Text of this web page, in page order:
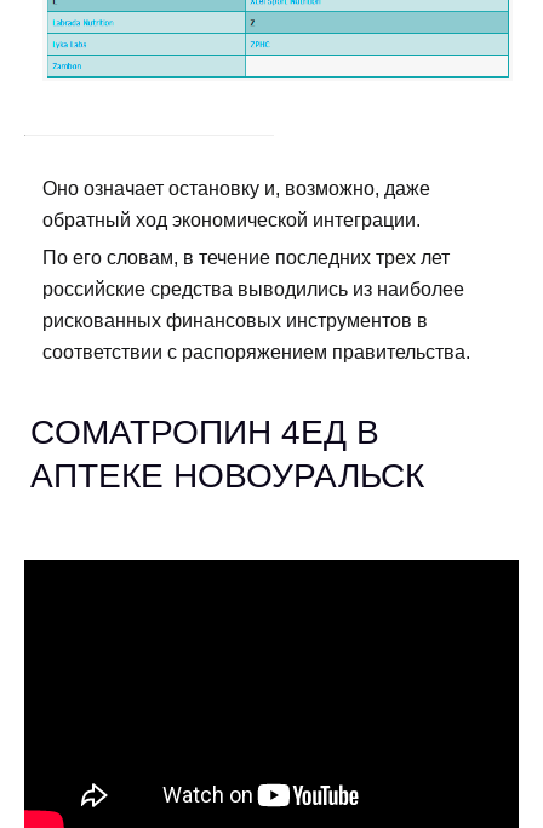
Оно означает остановку и, возможно, даже
обратный ход экономической интеграции.
По его словам, в течение последних трех лет
российские средства выводились из наиболее
рискованных финансовых инструментов в
соответствии с распоряжением правительства.
CОМАТРОПИН 4ЕД В
АПТЕКЕ НОВОУРАЛЬСК